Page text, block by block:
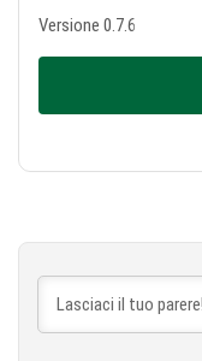
Versione 0.7.6